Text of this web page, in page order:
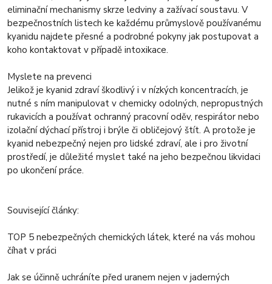
eliminační mechanismy skrze ledviny a zažívací soustavu. V
bezpečnostních listech ke každému průmyslově používanému
kyanidu najdete přesné a podrobné pokyny jak postupovat a
koho kontaktovat v případě intoxikace.
Myslete na prevenci
Jelikož je kyanid zdraví škodlivý i v nízkých koncentracích, je
nutné s ním manipulovat v chemicky odolných, nepropustných
rukavicích a používat ochranný pracovní oděv, respirátor nebo
izolační dýchací přístroj i brýle či obličejový štít. A protože je
kyanid nebezpečný nejen pro lidské zdraví, ale i pro životní
prostředí, je důležité myslet také na jeho bezpečnou likvidaci
po ukončení práce.
Související články:
TOP 5 nebezpečných chemických látek, které na vás mohou
číhat v práci
Jak se účinně uchráníte před uranem nejen v jaderných